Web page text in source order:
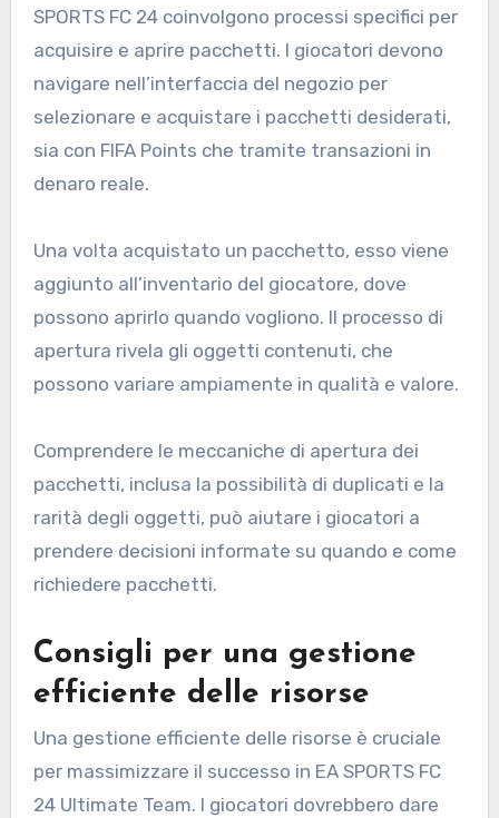
SPORTS FC 24 coinvolgono processi specifici per
acquisire e aprire pacchetti. I giocatori devono
navigare nell’interfaccia del negozio per
selezionare e acquistare i pacchetti desiderati,
sia con FIFA Points che tramite transazioni in
denaro reale.
Una volta acquistato un pacchetto, esso viene
aggiunto all’inventario del giocatore, dove
possono aprirlo quando vogliono. Il processo di
apertura rivela gli oggetti contenuti, che
possono variare ampiamente in qualità e valore.
Comprendere le meccaniche di apertura dei
pacchetti, inclusa la possibilità di duplicati e la
rarità degli oggetti, può aiutare i giocatori a
prendere decisioni informate su quando e come
richiedere pacchetti.
Consigli per una gestione
efficiente delle risorse
Una gestione efficiente delle risorse è cruciale
per massimizzare il successo in EA SPORTS FC
24 Ultimate Team. I giocatori dovrebbero dare